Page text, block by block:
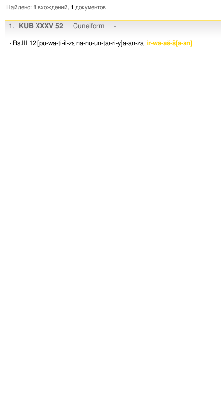
Найдено: 1 вхождений, 1 документов
1. KUB XXXV 52 Cuneiform -
· Rs.III 12 [pu-wa-ti-il-za na-nu-un-tar-ri-y]a-an-za ir-wa-aš-š[a-an]